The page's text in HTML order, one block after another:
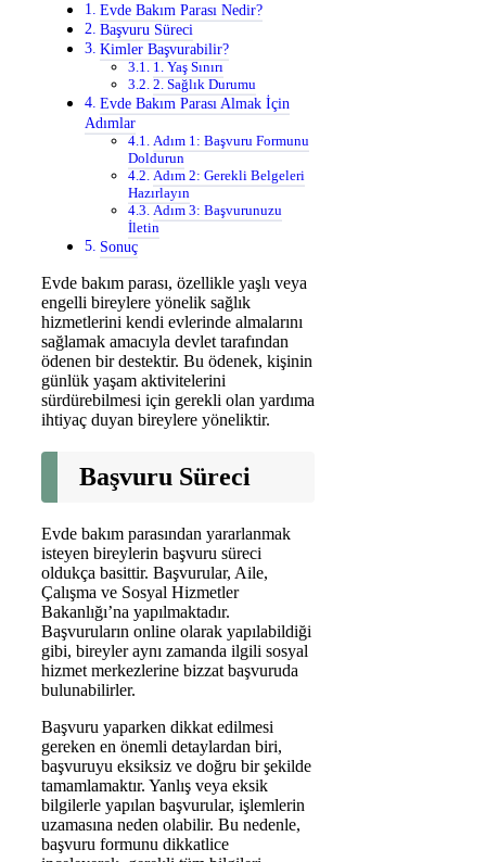
Evde Bakım Parası Nedir?
Başvuru Süreci
Kimler Başvurabilir?
1. Yaş Sınırı
2. Sağlık Durumu
Evde Bakım Parası Almak İçin
Adımlar
Adım 1: Başvuru Formunu
Doldurun
Adım 2: Gerekli Belgeleri
Hazırlayın
Adım 3: Başvurunuzu
İletin
Sonuç
Evde bakım parası, özellikle yaşlı veya
engelli bireylere yönelik sağlık
hizmetlerini kendi evlerinde almalarını
sağlamak amacıyla devlet tarafından
ödenen bir destektir. Bu ödenek, kişinin
günlük yaşam aktivitelerini
sürdürebilmesi için gerekli olan yardıma
ihtiyaç duyan bireylere yöneliktir.
Başvuru Süreci
Evde bakım parasından yararlanmak
isteyen bireylerin başvuru süreci
oldukça basittir. Başvurular, Aile,
Çalışma ve Sosyal Hizmetler
Bakanlığı’na yapılmaktadır.
Başvuruların online olarak yapılabildiği
gibi, bireyler aynı zamanda ilgili sosyal
hizmet merkezlerine bizzat başvuruda
bulunabilirler.
Başvuru yaparken dikkat edilmesi
gereken en önemli detaylardan biri,
başvuruyu eksiksiz ve doğru bir şekilde
tamamlamaktır. Yanlış veya eksik
bilgilerle yapılan başvurular, işlemlerin
uzamasına neden olabilir. Bu nedenle,
başvuru formunu dikkatlice